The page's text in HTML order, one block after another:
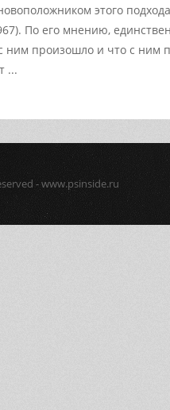
этого
По его мнению,
ним произошло и что с ним
...
- www.psinside.ru